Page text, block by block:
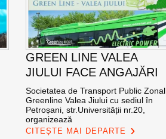
GREEN LINE VALEA
JIULUI FACE ANGAJĂRI
Societatea de Transport Public Zonal
Greenline Valea Jiului cu sediul în
Petroșani, str.Universității nr.20,
organizează
CITEȘTE MAI DEPARTE